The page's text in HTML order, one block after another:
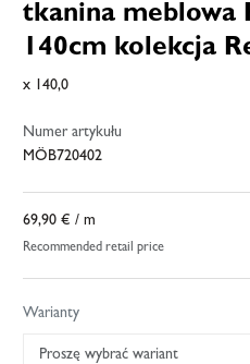
tkanina meblowa
140cm kolekcja
x 140,0
Numer artykułu
MÖB720402
69,90 € / m
Recommended retail price
Warianty
Proszę wybrać wariant